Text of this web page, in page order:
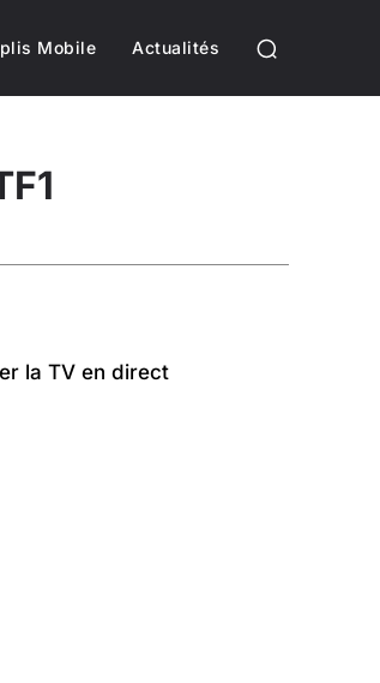
Mobile Actualités
la TV en direct